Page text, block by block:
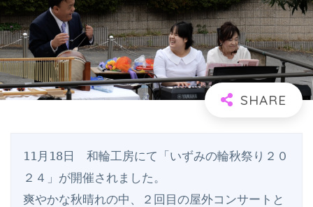
11月18日　和輪工房にて「いずみの輪秋祭り２０
２４」が開催されました。
爽やかな秋晴れの中、２回目の屋外コンサートと